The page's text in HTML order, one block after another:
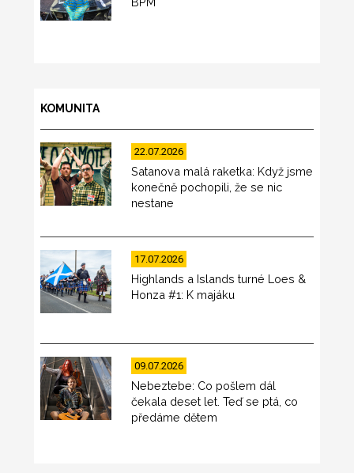
KOMUNITA
22.07.2026
Satanova malá raketka: Když jsme
konečně pochopili, že se nic
nestane
17.07.2026
Highlands a Islands turné Loes &
Honza #1: K majáku
09.07.2026
Nebeztebe: Co pošlem dál
čekala deset let. Teď se ptá, co
předáme dětem